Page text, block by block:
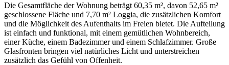
Die Gesamtfläche der Wohnung beträgt 60,35 m², davon 52,65 m²
geschlossene Fläche und 7,70 m² Loggia, die zusätzlichen Komfort
und die Möglichkeit des Aufenthalts im Freien bietet. Die Aufteilung
ist einfach und funktional, mit einem gemütlichen Wohnbereich,
einer Küche, einem Badezimmer und einem Schlafzimmer. Große
Glasfronten bringen viel natürliches Licht und unterstreichen
zusätzlich das Gefühl von Offenheit.